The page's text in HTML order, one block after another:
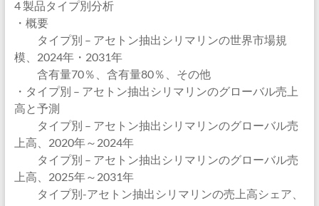
4 製品タイプ別分析
・概要
タイプ別 – アセトン抽出シリマリンの世界市場規
模、2024年・2031年
含有量70％、含有量80％、その他
・タイプ別 – アセトン抽出シリマリンのグローバル売上
高と予測
タイプ別 – アセトン抽出シリマリンのグローバル売
上高、2020年～2024年
タイプ別 – アセトン抽出シリマリンのグローバル売
上高、2025年～2031年
タイプ別-アセトン抽出シリマリンの売上高シェア、